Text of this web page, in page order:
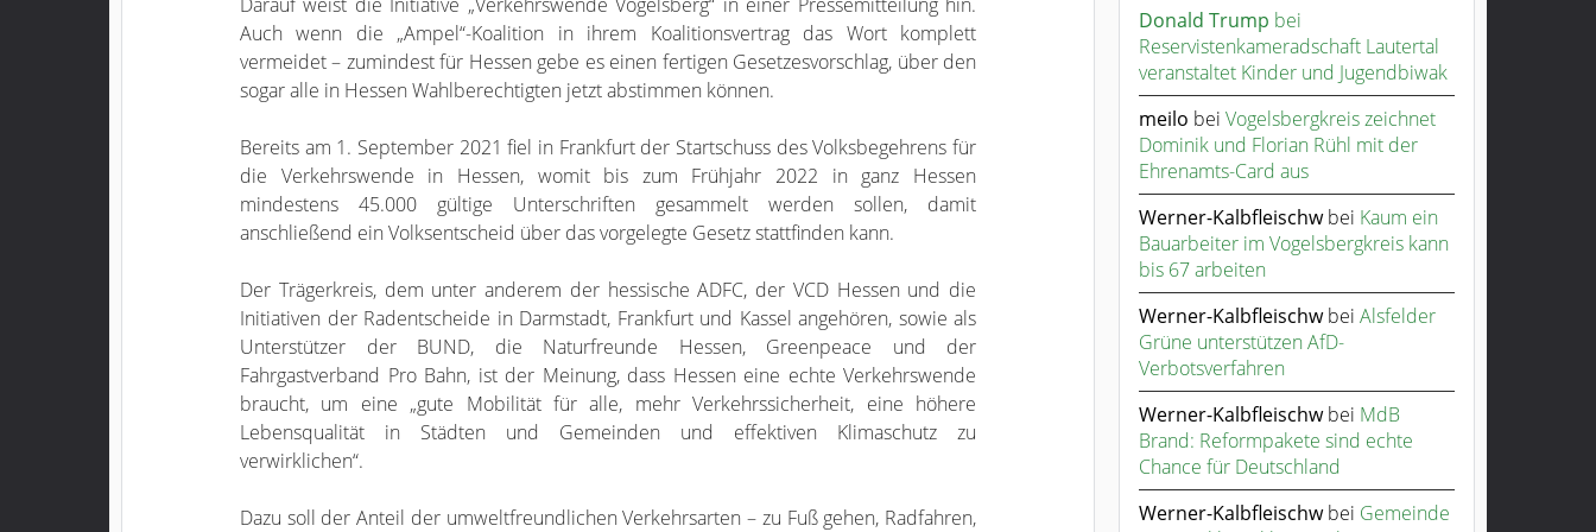
Auch wenn die „Ampel“-Koalition in ihrem Koalitionsvertrag das Wort komplett
vermeidet – zumindest für Hessen gebe es einen fertigen Gesetzesvorschlag, über den
sogar alle in Hessen Wahlberechtigten jetzt abstimmen können.
Bereits am 1. September 2021 fiel in Frankfurt der Startschuss des Volksbegehrens für
die Verkehrswende in Hessen, womit bis zum Frühjahr 2022 in ganz Hessen
mindestens 45.000 gültige Unterschriften gesammelt werden sollen, damit
anschließend ein Volksentscheid über das vorgelegte Gesetz stattfinden kann.
Der Trägerkreis, dem unter anderem der hessische ADFC, der VCD Hessen und die
Initiativen der Radentscheide in Darmstadt, Frankfurt und Kassel angehören, sowie als
Unterstützer der BUND, die Naturfreunde Hessen, Greenpeace und der
Fahrgastverband Pro Bahn, ist der Meinung, dass Hessen eine echte Verkehrswende
braucht, um eine „gute Mobilität für alle, mehr Verkehrssicherheit, eine höhere
Lebensqualität in Städten und Gemeinden und effektiven Klimaschutz zu
verwirklichen“.
Dazu soll der Anteil der umweltfreundlichen Verkehrsarten – zu Fuß gehen, Radfahren,
Donald Trump bei
Reservistenkameradschaft Lautertal
veranstaltet Kinder und Jugendbiwak
meilo bei Vogelsbergkreis zeichnet
Dominik und Florian Rühl mit der
Ehrenamts-Card aus
Werner-Kalbfleischwbei Kaum ein
Bauarbeiter im Vogelsbergkreis kann
bis 67 arbeiten
Werner-Kalbfleischwbei Alsfelder
Grüne unterstützen AfD-
Verbotsverfahren
Werner-Kalbfleischwbei MdB
Brand: Reformpakete sind echte
Chance für Deutschland
Werner-Kalbfleischwbei Gemeinde